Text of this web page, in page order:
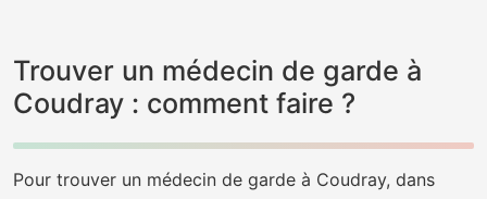
Trouver un médecin de garde à
Coudray : comment faire ?
Pour trouver un médecin de garde à Coudray, dans